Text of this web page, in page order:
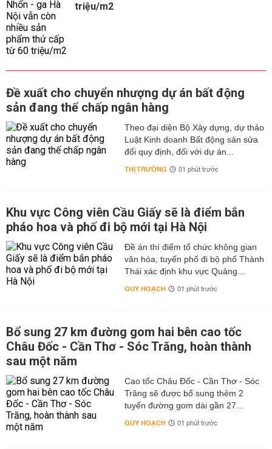
triệu/m2
Đề xuất cho chuyển nhượng dự án bất động
sản đang thế chấp ngân hàng
Theo đại diện Bộ Xây dựng, dự thảo
Luật Kinh doanh Bất động sản sửa
đổi quy định, đối với dự án...
THỊ TRƯỜNG 01 phút trước
Khu vực Công viên Cầu Giấy sẽ là điểm bắn
pháo hoa và phố đi bộ mới tại Hà Nội
Đề án thí điểm tổ chức không gian
văn hóa, tuyến phố đi bộ phố Thành
Thái xác định khu vực Quảng...
QUY HOẠCH 01 phút trước
Bổ sung 27 km đường gom hai bên cao tốc
Châu Đốc - Cần Thơ - Sóc Trăng, hoàn thành
sau một năm
Cao tốc Châu Đốc - Cần Thơ - Sóc
Trăng sẽ được bổ sung thêm 2
tuyến đường gom dài gần 27...
QUY HOẠCH 01 phút trước